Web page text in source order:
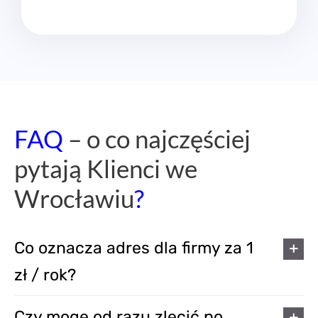
FAQ – o co najczęściej
pytają Klienci we
Wrocławiu?
Co oznacza adres dla firmy za 1
zł / rok?